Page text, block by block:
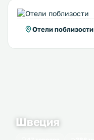
Отели поблизости
Швеция